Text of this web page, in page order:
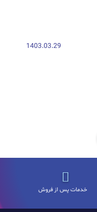
1403.03.29
خدمات پس از فروش